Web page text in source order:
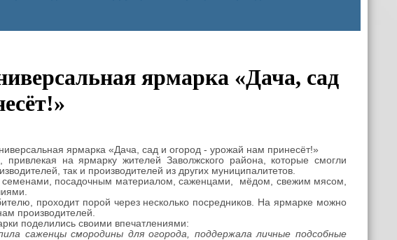
ярмарка «Дача, сад
ярмарка «Дача, сад и огород - урожай нам принесёт!»
на ярмарку жителей Заволжского района, которые смогли
так и производителей из других муниципалитетов.
семенами, посадочным материалом, саженцами, мёдом, свежим мясом,
проходит порой через несколько посредников. На ярмарке можно
производителей.
поделились своими впечатлениями:
саженцы смородины для огорода, поддержала личные подсобные